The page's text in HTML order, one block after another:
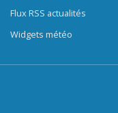
Flux RSS actualités
Widgets météo